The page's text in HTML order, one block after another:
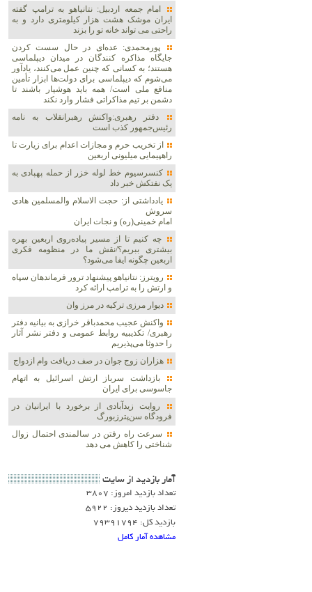
امام جمعه اردبیل: نتانیاهو به ترامپ گفته
ایران موشک هشت هزار کیلومتری دارد و به
راحتی می تواند خانه تو را بزند
پورمحمدی: عده‌ای در حال سست کردن
جایگاه مذاکره کنندگان در میدان دیپلماسی
هستند؛ به کسانی که چنین عمل می‌کنند، یادآور
می‌شوم که دیپلماسی برای دولت‌ها ابزار تأمین
منافع ملی است/ همه باید هوشیار باشند تا
دشمن بر تیم مذاکراتی فشار وارد نکند
دفتر رهبری:واکنش رهبرانقلاب به نامه
رئیس‌جمهور کذب است
از تخریب حرم و مجازات اعدام برای زیارت تا
راهپیمایی میلیونی اربعین
کنسرسیوم خط لوله خزر از حمله پهپادی به
یک نفتکش خبر داد
یادداشتی از: حجت الاسلام والمسلمین هادی
سروش
امام خمینی(ره) و نجات ایران
چه کنیم تا از مسیر پیاده‌روی اربعین بهره
بیشتری ببریم؟/نقش ما در منظومه فکری
اربعین چگونه ایفا می‌شود؟
رویترز: نتانیاهو پیشنهاد ترور فرماندهان سپاه
و ارتش را به ترامپ ارائه کرد
دیوار مرزی ترکیه در مرز وان
واکنش عجیب محمدباقر خرازی به بیانیه دفتر
رهبری/ تکذیبیه روابط عمومی و دفتر نشر آثار
را حدوثا می‌پذیریم
هزاران زوج‌ جوان در صف دریافت وام ازدواج
بازداشت سرباز ارتش اسرائیل به اتهام
جاسوسی برای ایران
روایت زیدآبادی از برخورد با ایرانیان در
فرودگاه سن‌پترزبورگ
سرعت راه رفتن در سالمندی احتمال زوال
شناختی را کاهش می دهد
آمار بازديد از سايت
تعداد بازدید امروز: 3807
تعداد بازدید دیروز: 5922
بازدید کل: 79391794
مشاهده آمار کامل